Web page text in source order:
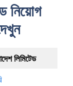
নিয়োগ
লিমিটেড